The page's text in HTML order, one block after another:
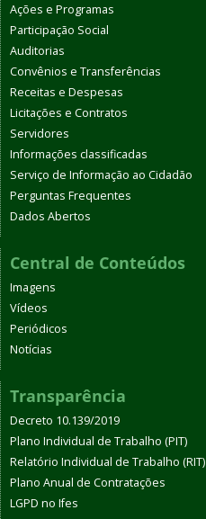
Ações e Programas
Participação Social
Auditorias
Convênios e Transferências
Receitas e Despesas
Licitações e Contratos
Servidores
Informações classificadas
Serviço de Informação ao Cidadão
Perguntas Frequentes
Dados Abertos
Central de Conteúdos
Imagens
Vídeos
Periódicos
Notícias
Transparência
Decreto 10.139/2019
Plano Individual de Trabalho (PIT)
Relatório Individual de Trabalho (RIT)
Plano Anual de Contratações
LGPD no Ifes